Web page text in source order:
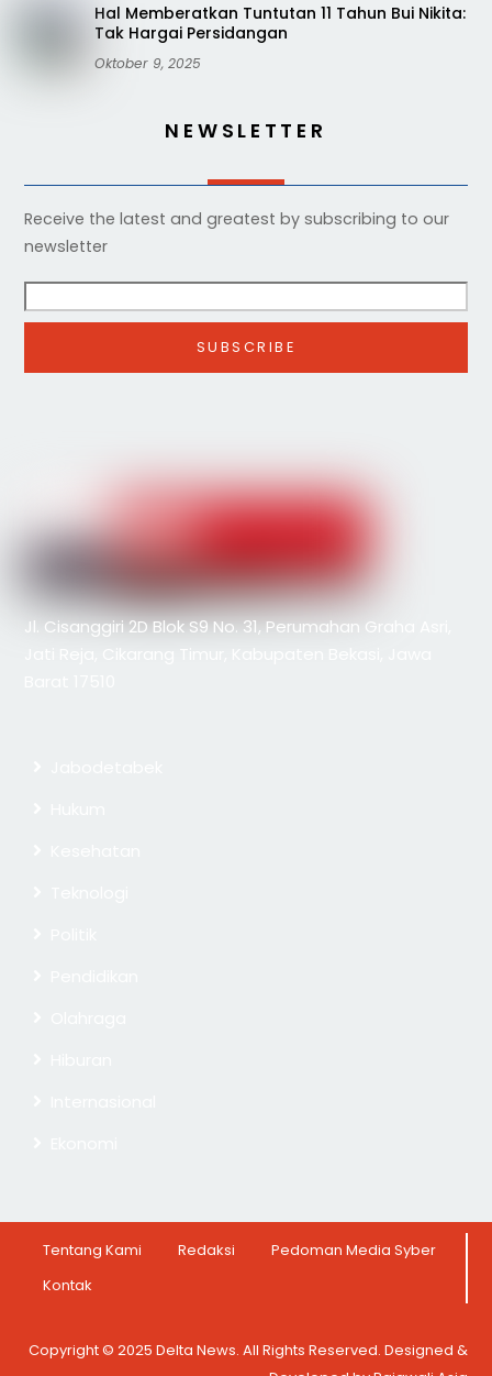
Hal Memberatkan Tuntutan 11 Tahun Bui Nikita:
Tak Hargai Persidangan
Oktober 9, 2025
NEWSLETTER
Receive the latest and greatest by subscribing to our
newsletter
Jl. Cisanggiri 2D Blok S9 No. 31, Perumahan Graha Asri,
Jati Reja, Cikarang Timur, Kabupaten Bekasi, Jawa
Tentang Kami Redaksi
Pedoman Media Syber
Kontak
Copyright © 2025 Delta News. All Rights Reserved. Designed &